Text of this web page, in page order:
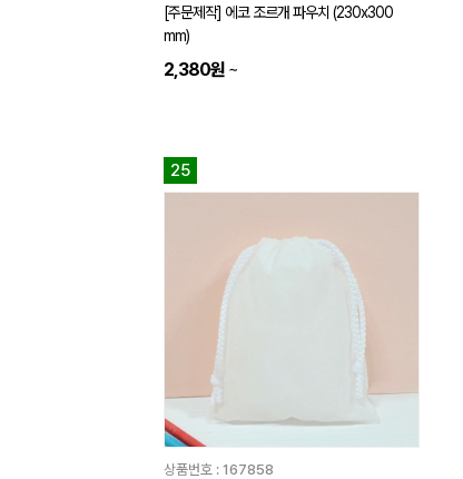
[주문제작] 에코 조르개 파우치 (230x300
mm)
2,380원 ~
25
상품번호 : 167858